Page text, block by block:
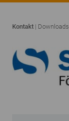
Kontakt | Downloads